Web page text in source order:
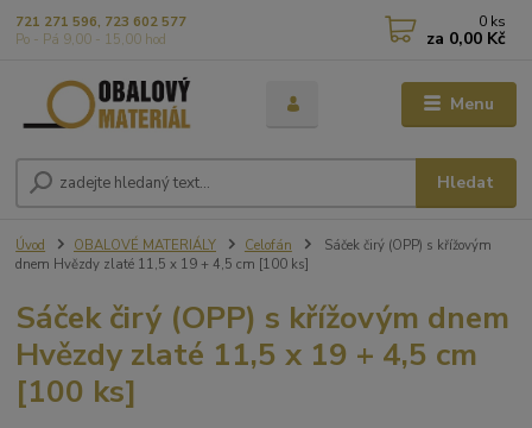
Menu
Hledat
721 271 596, 723 602 577
Po - Pá 9,00 - 15,00 hod
0 ks
za 0,00 Kč
Úvod OBALOVÉ MATERIÁLY Celofán
Sáček čirý (OPP) s křížovým
dnem Hvězdy zlaté 11,5 x 19 + 4,5 cm [100 ks]
Sáček čirý (OPP) s křížovým dnem
Hvězdy zlaté 11,5 x 19 + 4,5 cm
[100 ks]